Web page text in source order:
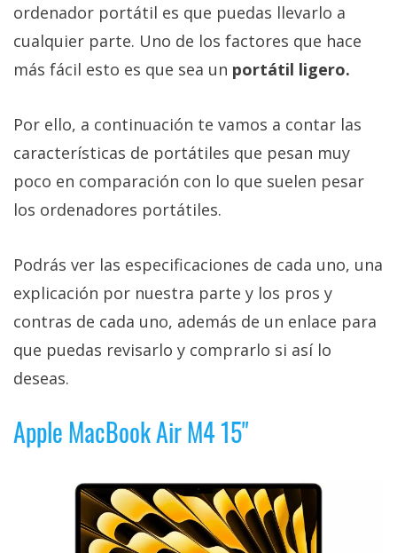
ordenador portátil es que puedas llevarlo a
cualquier parte. Uno de los factores que hace
más fácil esto es que sea un portátil ligero.
Por ello, a continuación te vamos a contar las
características de portátiles que pesan muy
poco en comparación con lo que suelen pesar
los ordenadores portátiles.
Podrás ver las especificaciones de cada uno, una
explicación por nuestra parte y los pros y
contras de cada uno, además de un enlace para
que puedas revisarlo y comprarlo si así lo
deseas.
Apple MacBook Air M4 15"